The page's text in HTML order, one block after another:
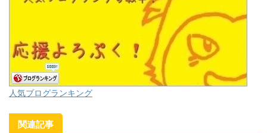
人気ブログランキング
関連記事